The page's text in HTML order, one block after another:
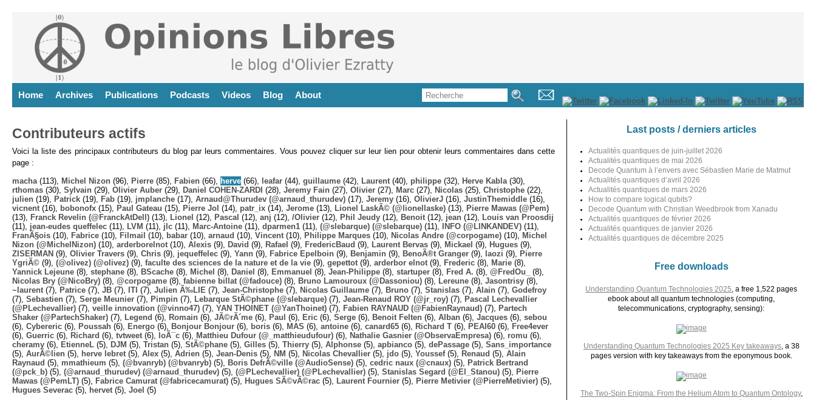
Home Archives Publications Podcasts Videos Blog About
Contributeurs actifs
Voici la liste des principaux contributeurs du blog par leurs commentaires. Vous pouvez cliquer sur leur lien pour obtenir leurs commentaires dans cette
page :
macha (113), Michel Nizon (96), Pierre (85), Fabien (66), herve (66), leafar (44), guillaume (42), Laurent (40), philippe (32), Herve Kabla (30),
rthomas (30), Sylvain (29), Olivier Auber (29), Daniel COHEN-ZARDI (28), Jeremy Fain (27), Olivier (27), Marc (27), Nicolas (25), Christophe (22),
julien (19), Patrick (19), Fab (19), jmplanche (17), Arnaud@Thurudev (@arnaud_thurudev) (17), Jeremy (16), OlivierJ (16), JustinThemiddle (16),
vicnent (16), bobonofx (15), Paul Gateau (15), Pierre Jol (14), patr_ix (14), Jerome (13), Lionel LaskÃ© (@lionellaske) (13),
Pierre Mawas (@Pem)
(13),
Franck Revelin (@FranckAtDell) (13), Lionel (12), Pascal (12), anj (12), /Olivier (12), Phil Jeudy (12), Benoit (12), jean (12),
Louis van Proosdij
(11), jean-eudes queffelec (11), LVM (11), jlc (11), Marc-Antoine (11), dparmen1 (11), (@slebarque) (@slebarque) (11), INFO (@LINKANDEV) (11),
FranÃ§ois (10), Fabrice (10), Filmail (10), babar (10), arnaud (10), Vincent (10), Philippe Marques (10), Nicolas Andre (@corpogame) (10),
Michel
Nizon (@MichelNizon) (10), arderborelnot (10), Alexis (9), David (9), Rafael (9), FredericBaud (9), Laurent Bervas (9), Mickael (9), Hugues (9),
ZISERMAN (9), Olivier Travers (9), Chris (9), jequeffelec (9), Yann (9), Fabrice Epelboin (9), Benjamin (9), BenoÃ®t Granger (9), laozi (9),
Pierre
YgriÃ© (9), (@olivez) (@olivez) (9), faculte des sciences de la nature et de la vie (9), gepettot (9), arderbor elnot (9), Frederic (8), Marie (8),
Yannick Lejeune (8), stephane (8), BScache (8), Michel (8), Daniel (8), Emmanuel (8), Jean-Philippe (8), startuper (8), Fred A. (8), @FredOu_
(8),
Nicolas Bry (@NicoBry) (8), @corpogame (8), fabienne billat (@fadouce) (8), Bruno Lamouroux (@Dassoniou) (8), Lereune (8), Jasontrisy (8),
~laurent (7), Patrice (7), JB (7), ITI (7), Julien Ã‰LIE (7), Jean-Christophe (7), Nicolas Guillaume (7), Bruno (7), Stanislas (7), Alain (7), Godefroy
(7), Sebastien (7), Serge Meunier (7), Pimpin (7), Lebarque StÃ©phane (@slebarque) (7), Jean-Renaud ROY (@jr_roy) (7),
Pascal Lechevallier
(@PLechevallier) (7), veille innovation (@vinno47) (7), YAN THOINET (@YanThoinet) (7), Fabien RAYNAUD (@FabienRaynaud) (7),
Partech
Shaker (@PartechShaker) (7), Legend (6), Romain (6), JÃ©rÃ´me (6), Paul (6), Eric (6), Serge (6), Benoit Felten (6), Alban (6), Jacques (6), sebou
(6), Cybereric (6), Poussah (6), Energo (6), Bonjour Bonjour (6), boris (6), MAS (6), antoine (6), canard65 (6), Richard T (6), PEAI60 (6),
Free4ever
(6), Guerric (6), Richard (6), tvtweet (6), loÃ¯c (6), Matthieu Dufour (@_matthieudufour) (6), Nathalie Gasnier (@ObservaEmpresa) (6), romu (6),
cheramy (6), EtienneL (5), DJM (5), Tristan (5), StÃ©phane (5), Gilles (5), Thierry (5), Alphonse (5), apbianco (5), dePassage (5), Sans_importance
(5), AurÃ©lien (5), herve lebret (5), Alex (5), Adrien (5), Jean-Denis (5), NM (5), Nicolas Chevallier (5), jdo (5), Youssef(5), Renaud (5), Alain
Raynaud (5), mmathieum (5), (@bvanryb) (@bvanryb) (5), Boris DefrÃ©ville (@AudioSense) (5), cedric naux (@cnaux) (5),
Patrick Bertrand
(@pck_b) (5), (@arnaud_thurudev) (@arnaud_thurudev) (5), (@PLechevallier) (@PLechevallier) (5), Stanislas Segard (@El_Stanou) (5),
Pierre
Mawas (@PemLT) (5), Fabrice Camurat (@fabricecamurat) (5), Hugues SÃ©vÃ©rac (5), Laurent Fournier (5), Pierre Metivier (@PierreMetivier) (5),
Hugues Severac (5), hervet (5), Joel (5)
Last posts / derniers articles
Actualités quantiques de juin-juillet 2026
Actualités quantiques de mai 2026
Decode Quantum à l’envers avec Sébastien Marie de Matmut
Actualités quantiques d’avril 2026
Actualités quantiques de mars 2026
How to compare logical qubits?
Decode Quantum with Christian Weedbrook from Xanadu
Actualités quantiques de février 2026
Actualités quantiques de janvier 2026
Actualités quantiques de décembre 2025
Free downloads
Understanding Quantum Technologies 2025 , a free 1,522 pages
ebook about all quantum technologies (computing,
telecommunications, cryptography, sensing):
Understanding Quantum Technologies 2025 Key takeaways, a 38
pages version with key takeaways from the eponymous book.
The Two-Spin Enigma: From the Helium Atom to Quantum Ontology,